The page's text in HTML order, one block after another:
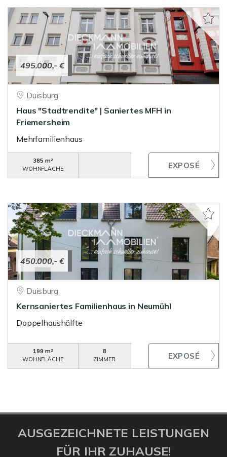
495.000,- €
Duisburg
Haus "Stadtrendite" | Saniertes MFH in
Friemersheim
Mehrfamilienhaus
385 m²
WOHNFLÄCHE
450.000,- €
Duisburg
Kernsaniertes Familienhaus in Neumühl
Doppelhaushälfte
199 m²
WOHNFLÄCHE
8
ZIMMER
AUSGEZEICHNETE LEISTUNGEN
FÜR IHR ZUHAUSE!